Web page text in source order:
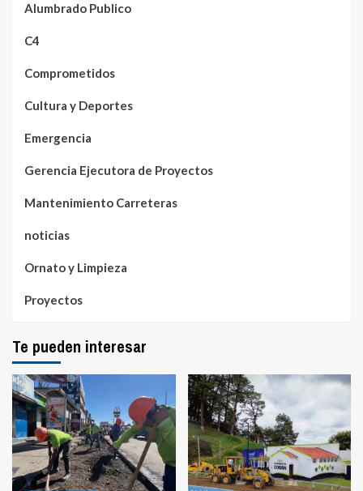
Alumbrado Publico
C4
Comprometidos
Cultura y Deportes
Emergencia
Gerencia Ejecutora de Proyectos
Mantenimiento Carreteras
noticias
Ornato y Limpieza
Proyectos
Te pueden interesar